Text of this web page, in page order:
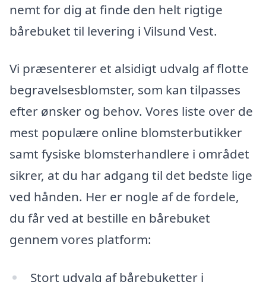
nemt for dig at finde den helt rigtige
bårebuket til levering i Vilsund Vest.
Vi præsenterer et alsidigt udvalg af flotte
begravelsesblomster, som kan tilpasses
efter ønsker og behov. Vores liste over de
mest populære online blomsterbutikker
samt fysiske blomsterhandlere i området
sikrer, at du har adgang til det bedste lige
ved hånden. Her er nogle af de fordele,
du får ved at bestille en bårebuket
gennem vores platform:
Stort udvalg af bårebuketter i